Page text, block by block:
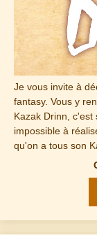
Je vous invite à
fantasy. Vous y
Kazak Drinn,
impossible à
qu'on a tous son